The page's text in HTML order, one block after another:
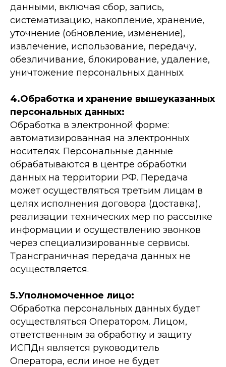
данными, включая сбор, запись,
систематизацию, накопление, хранение,
уточнение (обновление, изменение),
извлечение, использование, передачу,
обезличивание, блокирование, удаление,
уничтожение персональных данных.
4.Обработка и хранение вышеуказанных
персональных данных:
Обработка в электронной форме:
автоматизированная на электронных
носителях. Персональные данные
обрабатываются в центре обработки
данных на территории РФ. Передача
может осуществляться третьим лицам в
целях исполнения договора (доставка),
реализации технических мер по рассылке
информации и осуществлению звонков
через специализированные сервисы.
Трансграничная передача данных не
осуществляется.
5.Уполномоченное лицо:
Обработка персональных данных будет
осуществляться Оператором. Лицом,
ответственным за обработку и защиту
ИСПДн является руководитель
Оператора, если иное не будет